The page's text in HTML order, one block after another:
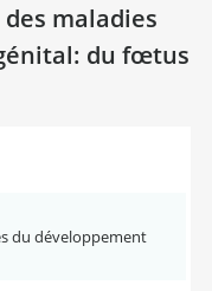
maladies
du fœtus
du développement